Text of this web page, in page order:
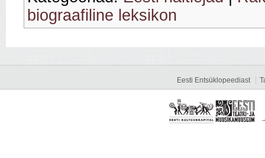
biograafiline leksikon
Eesti Entsüklopeediast